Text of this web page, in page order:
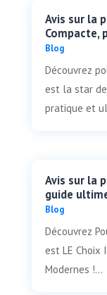
Avis sur la
Compacte,
Blog
Découvrez
est la star
pratique et
Avis sur la
guide
Blog
Découvrez
est LE Choix
Modernes !...